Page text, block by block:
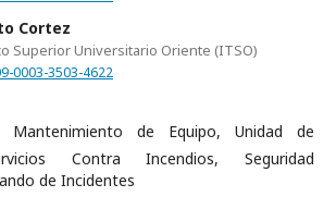
Cortez
Superior Universitario Oriente (ITSO)
0003-3503-4622
Mantenimiento de Equipo, Unidad de
Contra Incendios, Seguridad
de Incidentes